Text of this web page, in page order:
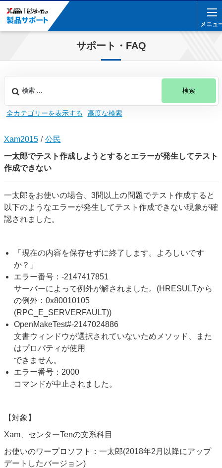
メニュ
メニュ
サポート・FAQ
検索
全カテゴリーを表示する 高度な検索
Xam2015
公民
一太郎でテスト作成しようとするとエラーが発生してテスト
作成できない
一太郎をお使いの場合、3問以上の問題でテスト作成すると
以下のようなエラーが発生してテスト作成できない現象が確
認されました。
「現在の内容を保存せずに終了します。よろしいです
か？」
エラー番号：-2147417851
サーバーによって例外が解されました。(HRESULTから
の例外：0x80010105
(RPC_E_SERVERFAULT))
OpenMakeTest#-2147024886
文書ウィンドウが選択されていないためメソッド、また
はプロパティが使用
できません。
エラー番号：2000
コマンドが中止されました。
【対象】
Xam、センターTenの文系科目
お使いのワープロソフト：一太郎(2018年2月以降にアップ
デートしたバージョン)